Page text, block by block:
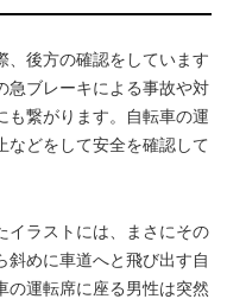
、後方の確認をしています
急ブレーキによる事故や対
も繋がります。自転車の運
などをして安全を確認して
ラストには、まさにその
斜めに車道へと飛び出す自
の運転席に座る男性は突然